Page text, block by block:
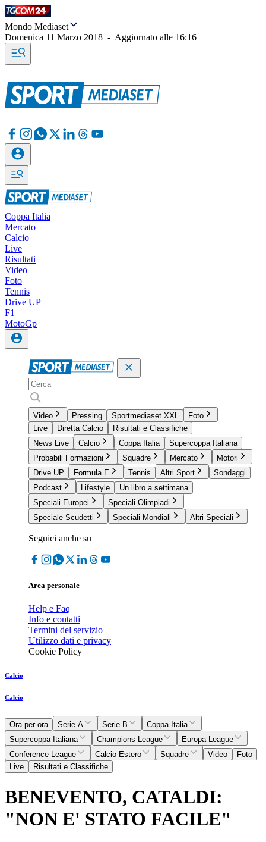
Mondo Mediaset
Domenica 11 Marzo 2018 - Aggiornato alle 16:16
Coppa Italia
Mercato
Calcio
Live
Risultati
Video
Foto
Tennis
Drive UP
F1
MotoGp
Video Pressing Sportmediaset XXL
Foto
Live
Diretta Calcio
Risultati e Classifiche
News Live
Calcio Coppa Italia
Supercoppa Italiana
Probabili Formazioni
Squadre Mercato
Motori
Drive UP
Formula E Tennis Altri Sport
Sondaggi
Podcast
Lifestyle
Un libro a settimana
Speciali Europei
Speciali Olimpiadi
Speciale Scudetti
Speciali Mondiali Altri Speciali
Seguici anche su
Area personale
Help e Faq
Info e contatti
Termini del servizio
Utilizzo dati e privacy
Cookie Policy
Calcio
Calcio
Ora per ora Serie A Serie B
Coppa Italia
Supercoppa Italiana
Champions League
Europa League
Conference League
Calcio Estero Squadre Video
Foto
Live
Risultati e Classifiche
BENEVENTO, CATALDI:
"NON E' STATO FACILE"